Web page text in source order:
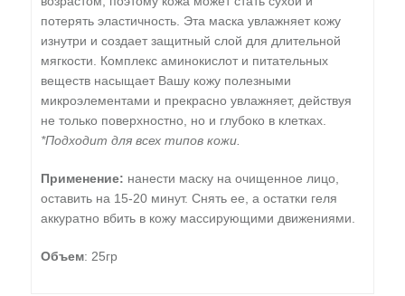
потерять эластичность. Эта маска увлажняет кожу
изнутри и создает защитный слой для длительной
мягкости. Комплекс аминокислот и питательных
веществ насыщает Вашу кожу полезными
микроэлементами и прекрасно увлажняет, действуя
не только поверхностно, но и глубоко в клетках.
*Подходит для всех типов кожи.
Применение: нанести маску на очищенное лицо,
оставить на 15-20 минут. Снять ее, а остатки геля
аккуратно вбить в кожу массирующими движениями.
Объем: 25гр